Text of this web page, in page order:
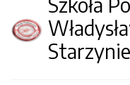
Starzynie